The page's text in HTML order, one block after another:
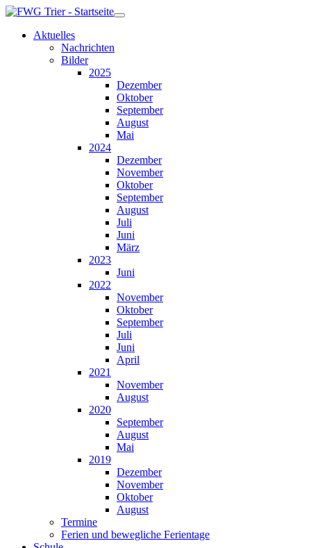
Aktuelles
Nachrichten
Bilder
2025
Dezember
Oktober
September
August
Mai
2024
Dezember
November
Oktober
September
August
Juli
Juni
März
2023
Juni
2022
November
Oktober
September
Juli
Juni
April
2021
November
August
2020
September
August
Mai
2019
Dezember
November
Oktober
August
Termine
Ferien und bewegliche Ferientage